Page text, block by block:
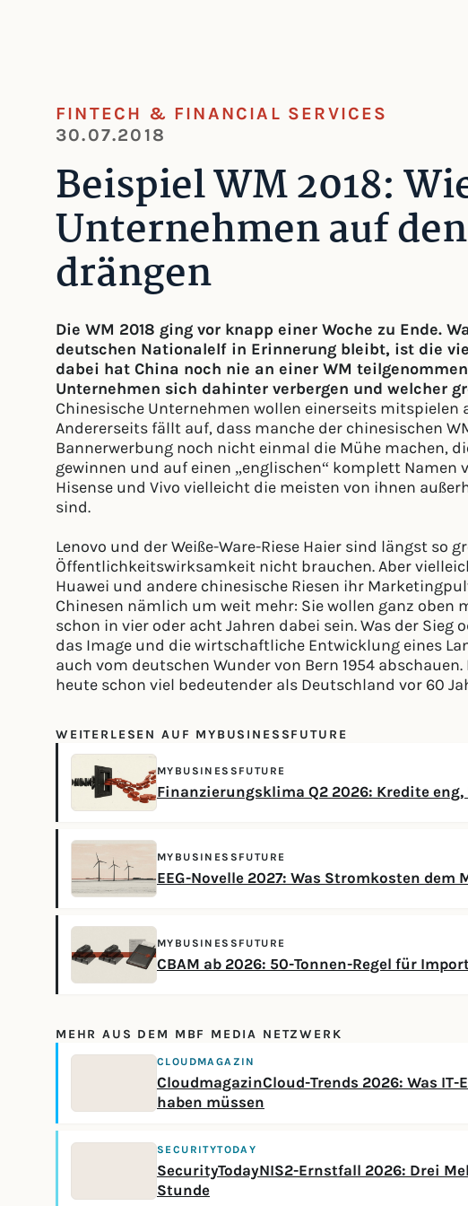
FINTECH & FINANCIAL SERVICES
30.07.2018
Beispiel WM 2018:
Unternehmen auf
drängen
Die WM 2018 ging vor knapp einer Woche zu Ende.
deutschen Nationalelf in Erinnerung bleibt, ist die
dabei hat China noch nie an einer WM
Unternehmen sich dahinter verbergen und welcher
Chinesische Unternehmen wollen einerseits mitspielen
Andererseits fällt auf, dass manche der chinesischen
Bannerwerbung noch nicht einmal die Mühe machen,
gewinnen und auf einen „englischen“ komplett Namen
Hisense und Vivo vielleicht die meisten von ihnen
sind.
Lenovo und der Weiße-Ware-Riese Haier sind längst so
Öffentlichkeitswirksamkeit nicht brauchen. Aber
Huawei und andere chinesische Riesen ihr
Chinesen nämlich um weit mehr: Sie wollen ganz oben
schon in vier oder acht Jahren dabei sein. Was der
das Image und die wirtschaftliche Entwicklung eines
auch vom deutschen Wunder von Bern 1954
heute schon viel bedeutender als Deutschland vor 60
WEITERLESEN AUF MYBUSINESSFUTURE
MYBUSINESSFUTURE
Finanzierungsklima Q2 2026: Kredite eng,
MYBUSINESSFUTURE
EEG-Novelle 2027: Was Stromkosten
MYBUSINESSFUTURE
CBAM ab 2026: 50-Tonnen-Regel für
MEHR AUS DEM MBF MEDIA NETZWERK
CLOUDMAGAZIN
CloudmagazinCloud-Trends 2026: Was
haben müssen
SECURITYTODAY
SecurityTodayNIS2-Ernstfall 2026: Drei
Stunde